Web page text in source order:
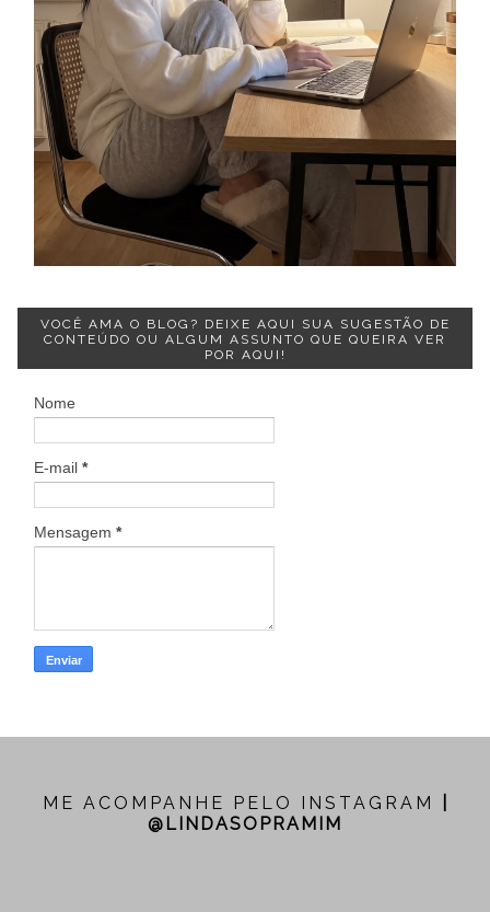
VOCÊ AMA O BLOG? DEIXE AQUI SUA SUGESTÃO DE
CONTEÚDO OU ALGUM ASSUNTO QUE QUEIRA VER
POR AQUI!
Nome
E-mail *
Mensagem *
ME ACOMPANHE PELO INSTAGRAM
@LINDASOPRAMIM